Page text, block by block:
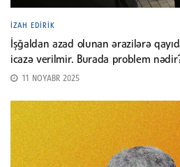
İZAH EDIRIK
İşğaldan azad olunan ərazilərə
icazə verilmir. Burada problem
11 NOYABR 2025